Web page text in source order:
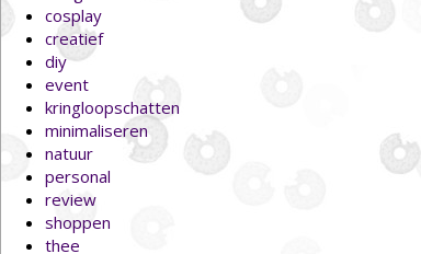
cosplay
creatief
diy
event
kringloopschatten
minimaliseren
natuur
personal
review
shoppen
thee